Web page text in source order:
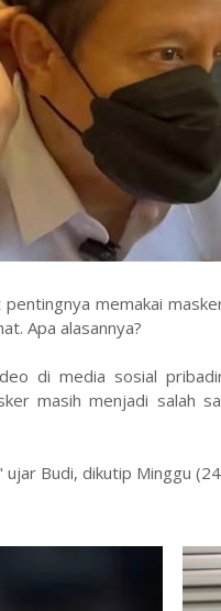
memakai
Apa alasannya?
di media sosial
masih menjadi salah
ujar Budi, dikutip Minggu